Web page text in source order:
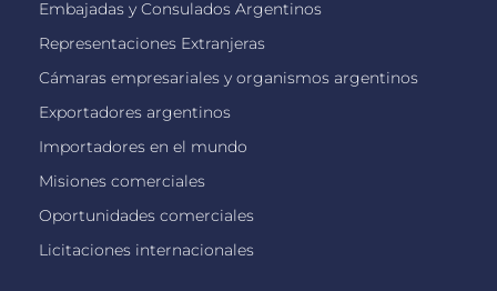
Embajadas y Consulados Argentinos
Representaciones Extranjeras
Cámaras empresariales y organismos argentinos
Exportadores argentinos
Importadores en el mundo
Misiones comerciales
Oportunidades comerciales
Licitaciones internacionales